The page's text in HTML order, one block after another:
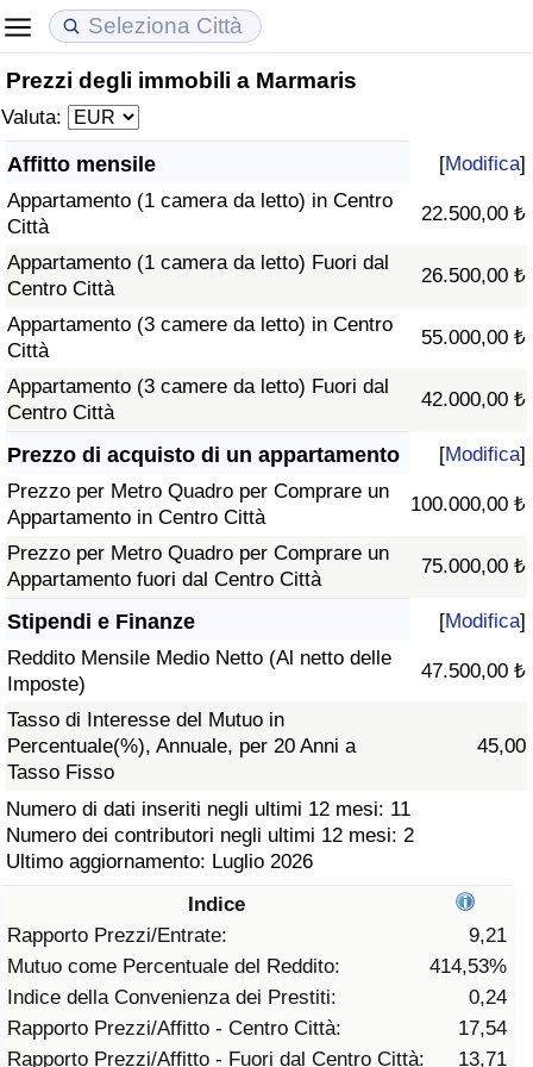
Prezzi degli immobili a Marmaris
Valuta:
Affitto mensile [Modifica]
Appartamento (1 camera da letto) in Centro
Città
22.500,00 ₺
Appartamento (1 camera da letto) Fuori dal
Centro Città
26.500,00 ₺
Appartamento (3 camere da letto) in Centro
Città
55.000,00 ₺
Appartamento (3 camere da letto) Fuori dal
Centro Città
42.000,00 ₺
Prezzo di acquisto di un appartamento [Modifica]
Prezzo per Metro Quadro per Comprare un
Appartamento in Centro Città
100.000,00 ₺
Prezzo per Metro Quadro per Comprare un
Appartamento fuori dal Centro Città
75.000,00 ₺
Stipendi e Finanze [Modifica]
Reddito Mensile Medio Netto (Al netto delle
Imposte)
47.500,00 ₺
Tasso di Interesse del Mutuo in
Percentuale(%), Annuale, per 20 Anni a
Tasso Fisso
45,00
Numero di dati inseriti negli ultimi 12 mesi: 11
Numero dei contributori negli ultimi 12 mesi: 2
Ultimo aggiornamento: Luglio 2026
Indice
Rapporto Prezzi/Entrate:
9,21
Mutuo come Percentuale del Reddito:
414,53%
Indice della Convenienza dei Prestiti:
0,24
Rapporto Prezzi/Affitto - Centro Città:
17,54
Rapporto Prezzi/Affitto - Fuori dal Centro Città:
13,71
Costo della vita
Indice Del Costo Della Vita (corrente)
Indice Del Costo Della Vita
Indice del Costo della Vita per Nazione
ad Aqaba
Prezzi degli immobili
Indice del Prezzo delle Case (Corrente)
Indice del Prezzo delle Case
Indice del Prezzo delle Case per Nazione
Qualità della Vita
Indice della Qualità della Vita
Indice della Qualità della Vita (Corrente)
Indice della qualità della vita per Paese
Criminalità
Indice del Tasso di Criminalità (Corrente)
Indice della Criminalità
Indice di criminalità per paese
Assistenza Sanitaria
Indice dell’Assistenza Sanitaria (Corrente)
Indice dell’Assistenza Sanitaria
Indice dell’Assistenza Sanitaria per
Nazione
Inquinamento
Indice dell’Inquinamento (Corrente)
Indice di inquinamento
Indice dell’Inquinamento per Nazione